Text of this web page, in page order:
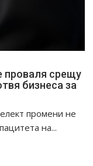
проваля срещу
бизнеса за
промени не
на...